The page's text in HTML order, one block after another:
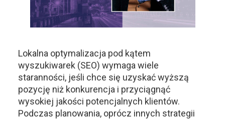
Lokalna optymalizacja pod kątem
wyszukiwarek (SEO) wymaga wiele
staranności, jeśli chce się uzyskać wyższą
pozycję niż konkurencja i przyciągnąć
wysokiej jakości potencjalnych klientów.
Podczas planowania, oprócz innych strategii